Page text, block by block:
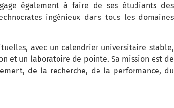
également à faire de ses étudiants des
ingénieux dans tous les domaines
avec un calendrier universitaire stable,
et un laboratoire de pointe. Sa mission est de
de la recherche, de la performance, du